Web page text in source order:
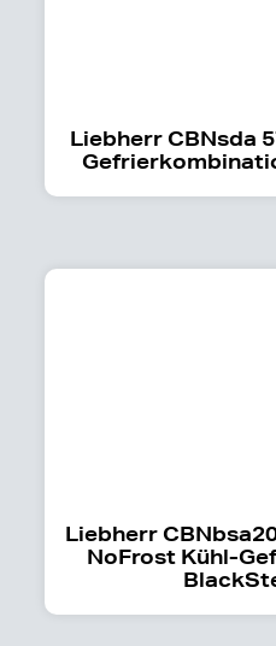
Liebherr CBNsda
Liebherr
NoFrost Kühl-